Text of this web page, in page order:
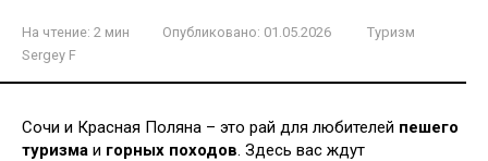
На чтение: 2 мин Опубликовано: 01.05.2026
Туризм
Sergey F
Сочи и Красная Поляна – это рай для любителей пешего
туризма и горных походов. Здесь вас ждут